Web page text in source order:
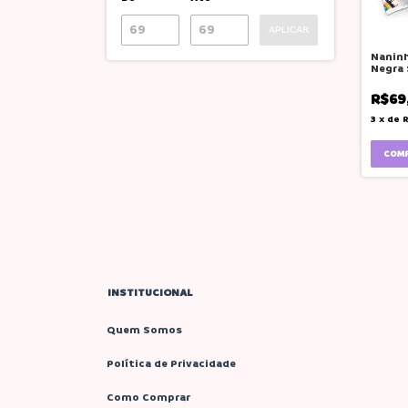
APLICAR
neutra
3 x de
INSTITUCIONAL
Quem Somos
Política de Privacidade
Como Comprar